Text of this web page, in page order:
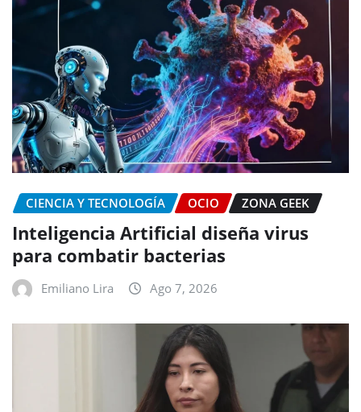
CIENCIA Y TECNOLOGÍA OCIO ZONA GEEK
Inteligencia Artificial diseña virus
para combatir bacterias
Emiliano Lira Ago 7, 2026